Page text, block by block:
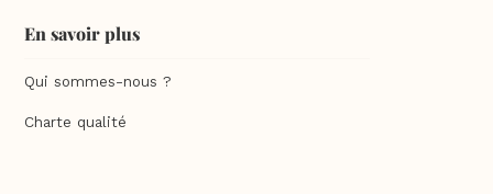
En savoir plus
Qui sommes-nous ?
Charte qualité